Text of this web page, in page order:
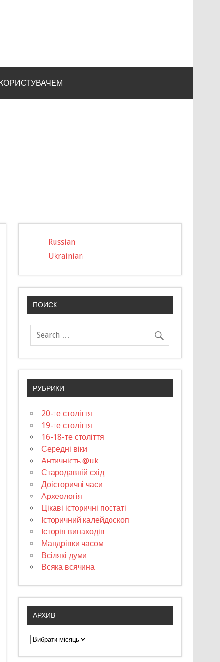
Russian
Ukrainian
ПОИСК
РУБРИКИ
20-те століття
19-те століття
16-18-те століття
Середні віки
Античність @uk
Стародавній схід
Доісторичні часи
Археологія
Цікаві історичні постаті
Історичний калейдоскоп
Історія винаходів
Мандрівки часом
Всілякі думи
Всяка всячина
АРХИВ
А
р
х